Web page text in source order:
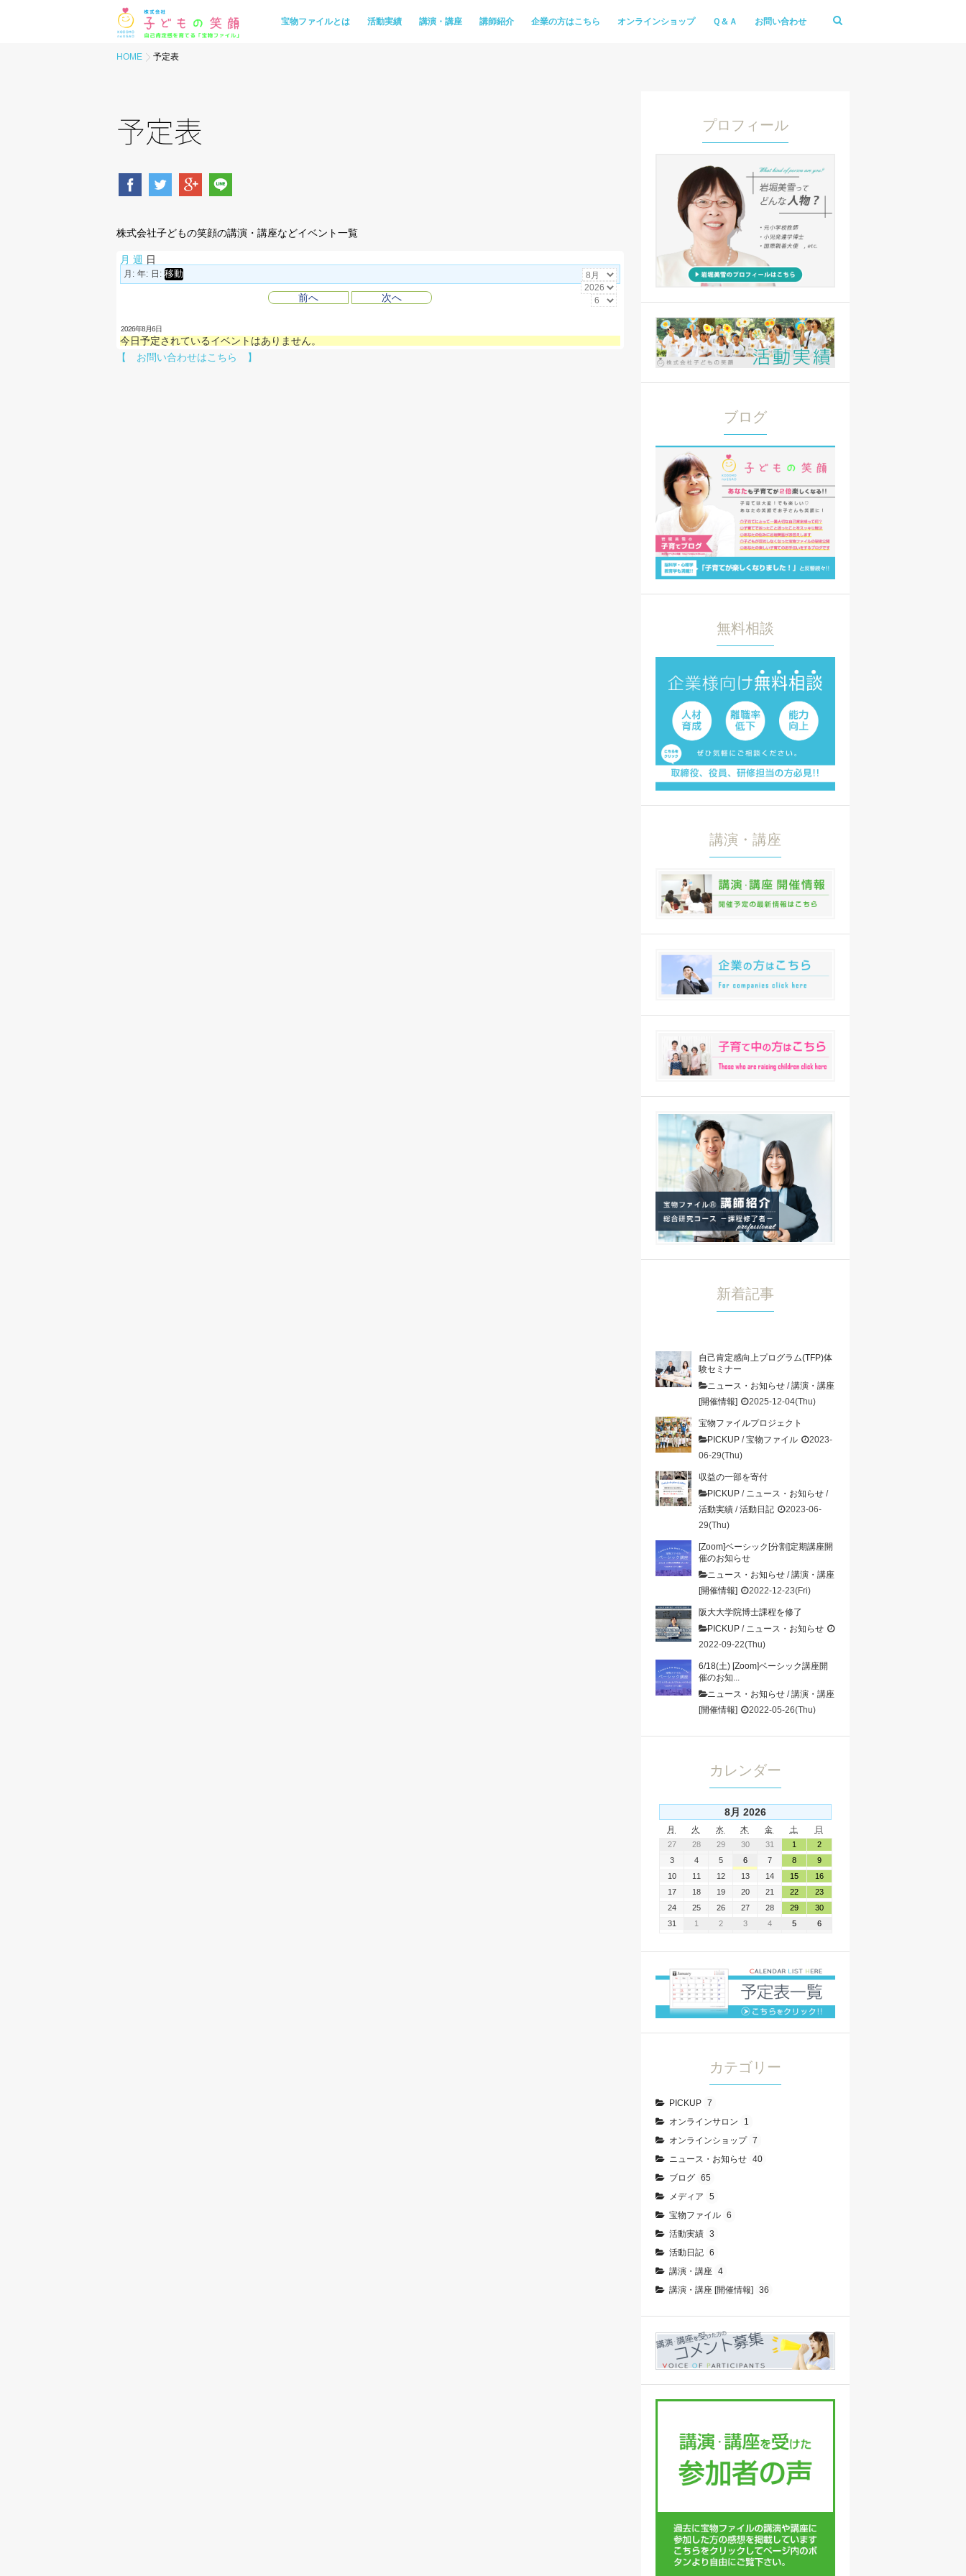
宝物ファイルとは 活動実績 講演・講座 講師紹介 企業の方はこちら オンラインショップ Ｑ＆Ａ お問い合わせ
HOME 予定表
予定表
株式会社子どもの笑顔の講演・講座などイベント一覧
月 週 日
月: 年: 日:
前へ 次へ
2026年8月6日
今日予定されているイベントはありません。
【 お問い合わせはこちら 】
プロフィール
ブログ
無料相談
講演・講座
新着記事
自己肯定感向上プログラム(TFP)体
験セミナー
ニュース・お知らせ /講演・講座
[開催情報]
2025-12-04(Thu)
宝物ファイルプロジェクト
PICKUP /宝物ファイル
2023-
06-29(Thu)
収益の一部を寄付
PICKUP / ニュース・お知らせ /
活動実績 /活動日記
2023-06-
29(Thu)
[Zoom]ベーシック[分割]定期講座開
催のお知らせ
ニュース・お知らせ /講演・講座
[開催情報]
2022-12-23(Fri)
阪大大学院博士課程を修了
PICKUP / ニュース・お知らせ
2022-09-22(Thu)
6/18(土) [Zoom]ベーシック講座開
催のお知...
ニュース・お知らせ /講演・講座
[開催情報]
2022-05-26(Thu)
カレンダー
8月 2026
月 火 水 木 金 土
日
27
28 29 30 31 1
2
3
4 5 6 7 8
9
10
11 12 13 14 15
16
17
18 19 20 21 22
23
24
25 26 27 28 29
30
31
1 2 3 4 5 6
カテゴリー
PICKUP 7
オンラインサロン
1
オンラインショップ 7
ニュース・お知らせ 40
ブログ 65
メディア
5
宝物ファイル 6
活動実績 3
活動日記 6
講演・講座 4
講演・講座 [開催情報] 36